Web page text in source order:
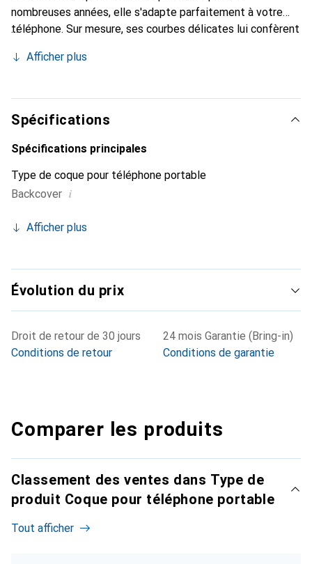
nombreuses années, elle s'adapte parfaitement à votre
téléphone. Sur mesure, ses courbes délicates lui confèrent
et indispensable de votre smartphone. Reconnaître
marque Noreve est un choix sûr pour une clientèle
exigeante.
Afficher plus
Spécifications
Spécifications principales
Type de coque pour téléphone portable
Backcover i
Afficher plus
Évolution du prix
Droit de retour de 30 jours
Conditions de retour
24 mois Garantie (Bring-in)
Conditions de garantie
Comparer les produits
Classement des ventes dans Type de
produit Coque pour téléphone portable
Tout afficher